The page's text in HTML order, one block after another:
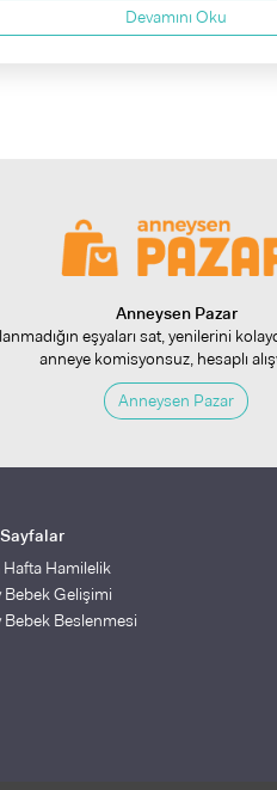
Devamını Oku
Anneysen Pazar
eşyaları sat, yenilerini
anneye komisyonsuz, hesaplı
Anneysen Pazar
Hafta Hamilelik
Bebek Gelişimi
Bebek Beslenmesi